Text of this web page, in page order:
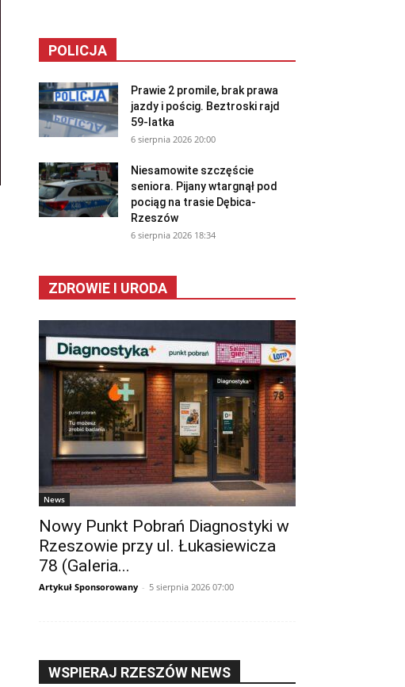
POLICJA
Prawie 2 promile, brak prawa
jazdy i pościg. Beztroski rajd
59-latka
6 sierpnia 2026 20:00
Niesamowite szczęście
seniora. Pijany wtargnął pod
pociąg na trasie Dębica-
Rzeszów
6 sierpnia 2026 18:34
ZDROWIE I URODA
News
Nowy Punkt Pobrań Diagnostyki w
Rzeszowie przy ul. Łukasiewicza
78 (Galeria...
Artykuł Sponsorowany - 5 sierpnia 2026 07:00
WSPIERAJ RZESZÓW NEWS